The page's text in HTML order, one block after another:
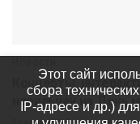
Концерты,
норильчан на День
Этот сайт
сбора
IP-адресе и др.)